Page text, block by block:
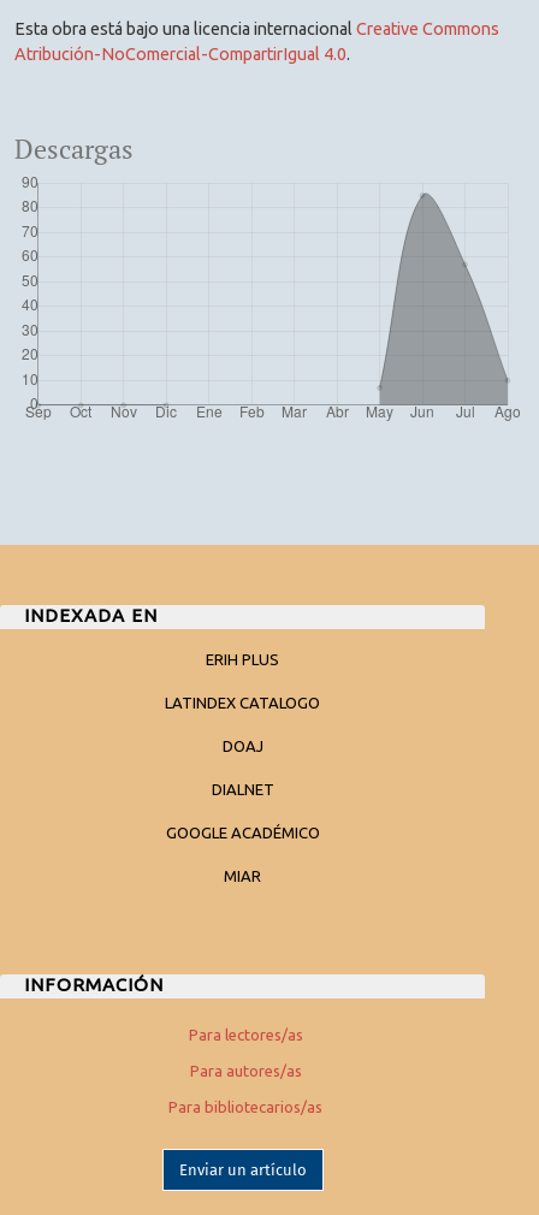
Esta obra está bajo una licencia internacional Creative Commons
Atribución-NoComercial-CompartirIgual 4.0.
Descargas
INDEXADA EN
ERIH PLUS
LATINDEX CATALOGO
DOAJ
DIALNET
GOOGLE ACADÉMICO
MIAR
INFORMACIÓN
Para lectores/as
Para autores/as
Para bibliotecarios/as
Enviar un artículo